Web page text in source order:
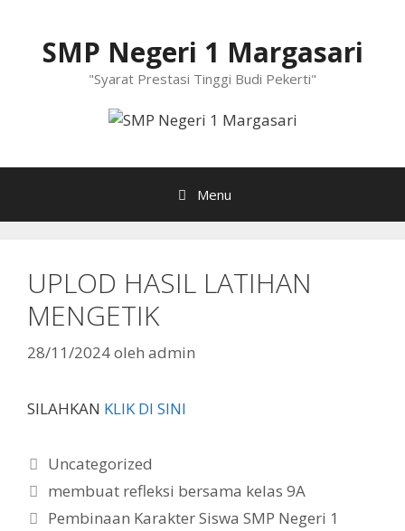
SMP Negeri 1 Margasari
"Syarat Prestasi Tinggi Budi Pekerti"
Menu
UPLOD HASIL LATIHAN
MENGETIK
28/11/2024oleh admin
SILAHKAN KLIK DI SINI
Kategori
Uncategorized
membuat refleksi bersama kelas 9A
Pembinaan Karakter Siswa SMP Negeri 1